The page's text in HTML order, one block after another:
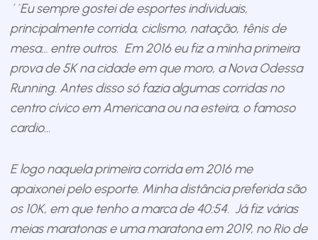
´´Eu sempre gostei de esportes individuais,
principalmente corrida, ciclismo, natação, tênis de
mesa… entre outros. Em 2016 eu fiz a minha primeira
prova de 5K na cidade em que moro, a Nova Odessa
Running. Antes disso só fazia algumas corridas no
centro cívico em Americana ou na esteira, o famoso
cardio…
E logo naquela primeira corrida em 2016 me
apaixonei pelo esporte. Minha distância preferida são
os 10K, em que tenho a marca de 40:54. Já fiz várias
meias maratonas e uma maratona em 2019, no Rio de